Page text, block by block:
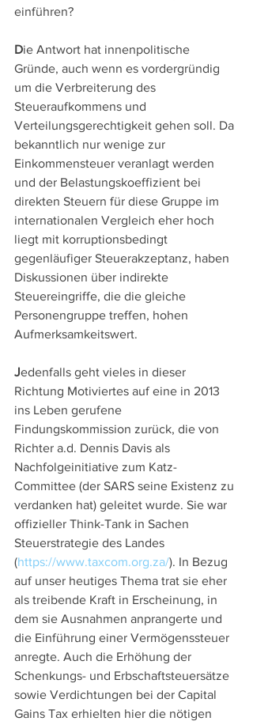
einführen?
Die Antwort hat innenpolitische
Gründe, auch wenn es vordergründig
um die Verbreiterung des
Steueraufkommens und
Verteilungsgerechtigkeit gehen soll. Da
bekanntlich nur wenige zur
Einkommensteuer veranlagt werden
und der Belastungskoeffizient bei
direkten Steuern für diese Gruppe im
internationalen Vergleich eher hoch
liegt mit korruptionsbedingt
gegenläufiger Steuerakzeptanz, haben
Diskussionen über indirekte
Steuereingriffe, die die gleiche
Personengruppe treffen, hohen
Aufmerksamkeitswert.
Jedenfalls geht vieles in dieser
Richtung Motiviertes auf eine in 2013
ins Leben gerufene
Findungskommission zurück, die von
Richter a.d. Dennis Davis als
Nachfolgeinitiative zum Katz-
Committee (der SARS seine Existenz zu
verdanken hat) geleitet wurde. Sie war
offizieller Think-Tank in Sachen
Steuerstrategie des Landes
(https://www.taxcom.org.za/). In Bezug
auf unser heutiges Thema trat sie eher
als treibende Kraft in Erscheinung, in
dem sie Ausnahmen anprangerte und
die Einführung einer Vermögenssteuer
anregte. Auch die Erhöhung der
Schenkungs- und Erbschaftsteuersätze
sowie Verdichtungen bei der Capital
Gains Tax erhielten hier die nötigen